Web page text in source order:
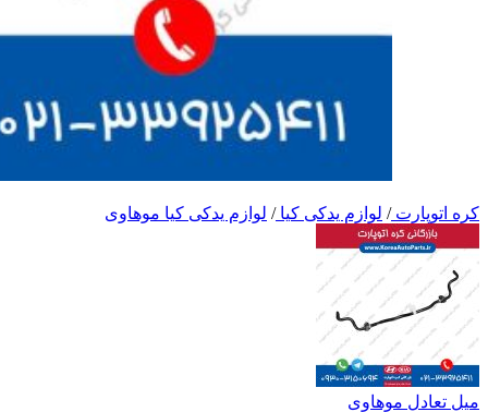
کره اتوپارت/ لوازم یدکی کیا/ لوازم یدکی کیا موهاوی
میل تعادل موهاوی